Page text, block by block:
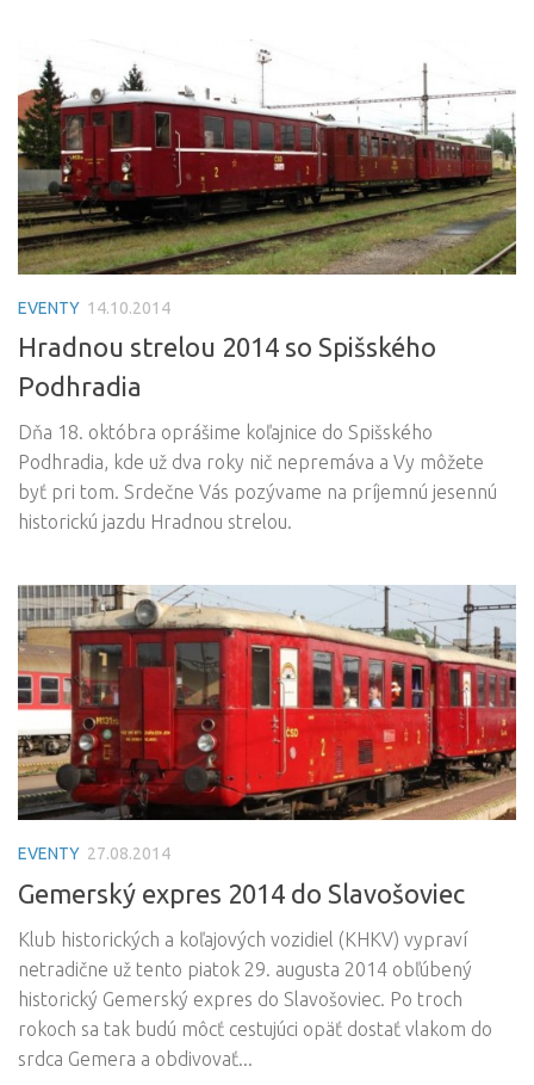
EVENTY 14.10.2014
Hradnou strelou 2014 so Spišského
Podhradia
Dňa 18. októbra oprášime koľajnice do Spišského
Podhradia, kde už dva roky nič nepremáva a Vy môžete
byť pri tom. Srdečne Vás pozývame na príjemnú jesennú
historickú jazdu Hradnou strelou.
EVENTY 27.08.2014
Gemerský expres 2014 do Slavošoviec
Klub historických a koľajových vozidiel (KHKV) vypraví
netradične už tento piatok 29. augusta 2014 obľúbený
historický Gemerský expres do Slavošoviec. Po troch
rokoch sa tak budú môcť cestujúci opäť dostať vlakom do
srdca Gemera a obdivovať...